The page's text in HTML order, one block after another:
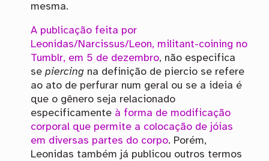
mesma.
A publicação feita por
Leonidas/Narcissus/Leon, militant-coining no
Tumblr, em 5 de dezembro, não especifica
se piercingna definição de piercio se refere
ao ato de perfurar num geral ou se a ideia é
que o gênero seja relacionado
especificamente à forma de modificação
corporal que permite a colocação de jóias
em diversas partes do corpo. Porém,
Leonidas também já publicou outros termos